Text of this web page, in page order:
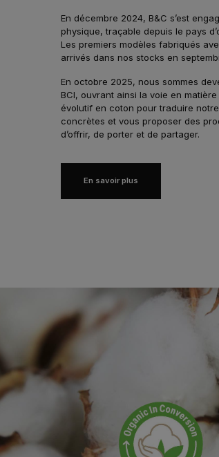
En décembre 2024, B&C s’est
physique, traçable depuis le pays
Les premiers modèles fabriqués
arrivés dans nos stocks en
En octobre 2025, nous sommes
BCI, ouvrant ainsi la voie en
évolutif en coton pour traduire
concrètes et vous proposer des
d’offrir, de porter et de partager.
En savoir plus